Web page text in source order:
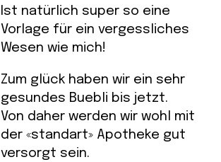
Ist natürlich super so eine
Vorlage für ein vergessliches
Wesen wie mich!
Zum glück haben wir ein sehr
gesundes Buebli bis jetzt.
Von daher werden wir wohl mit
der «standart» Apotheke gut
versorgt sein.